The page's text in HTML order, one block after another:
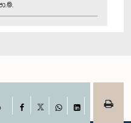
Facebook
WhatsAppLinkedIn